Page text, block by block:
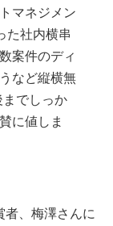
マネジメン
た社内横串
案件のディ
など縦横無
でしっか
に値しま
、梅澤さんに